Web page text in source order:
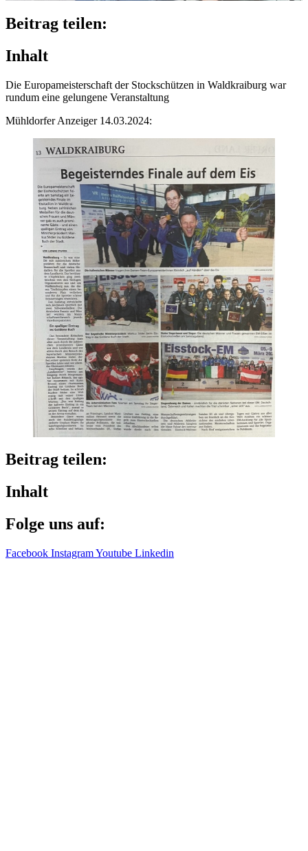
Beitrag teilen:
Inhalt
Die Euro­pa­meis­ter­schaft der Stock­schüt­zen in Wald­krai­burg war
rundum eine gelun­gene Veranstaltung
Mühl­dor­fer Anzei­ger 14.03.2024:
Beitrag teilen:
Inhalt
Folge uns auf:
Facebook InstagramYoutube Linkedin